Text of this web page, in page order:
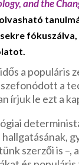
and the
a populáris
a
írjuk le ezt a
szerzői is